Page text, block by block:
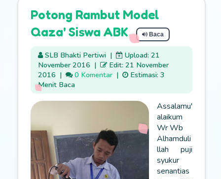
Potong Rambut Model
Qaza' Siswa ABK
Baca
SLB Bhakti Pertiwi |
Upload: 21
November 2016 |
Edit: 21 November
2016 | 0 Komentar |
Estimasi: 3
Menit Baca
Assalamu'
alaikum
Wr Wb
Alhamduli
llah puji
syukur
senantias